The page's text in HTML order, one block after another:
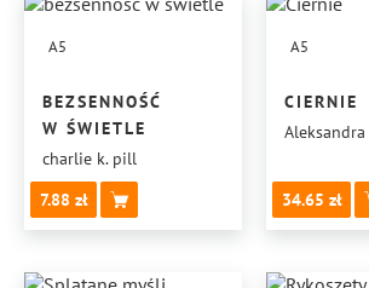
A5
BEZSENNOŚĆ
W ŚWIETLE
charlie k. pill
7.88
A5
CIERNIE
Aleksandra
34.65